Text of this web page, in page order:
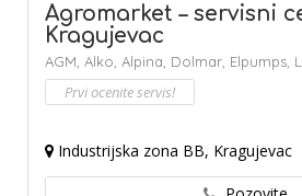
Agromarket – servisni
Kragujevac
AGM, Alko, Alpina, Dolmar, Elpumps,
Prvi ocenite servis!
Industrijska zona BB, Kragujevac